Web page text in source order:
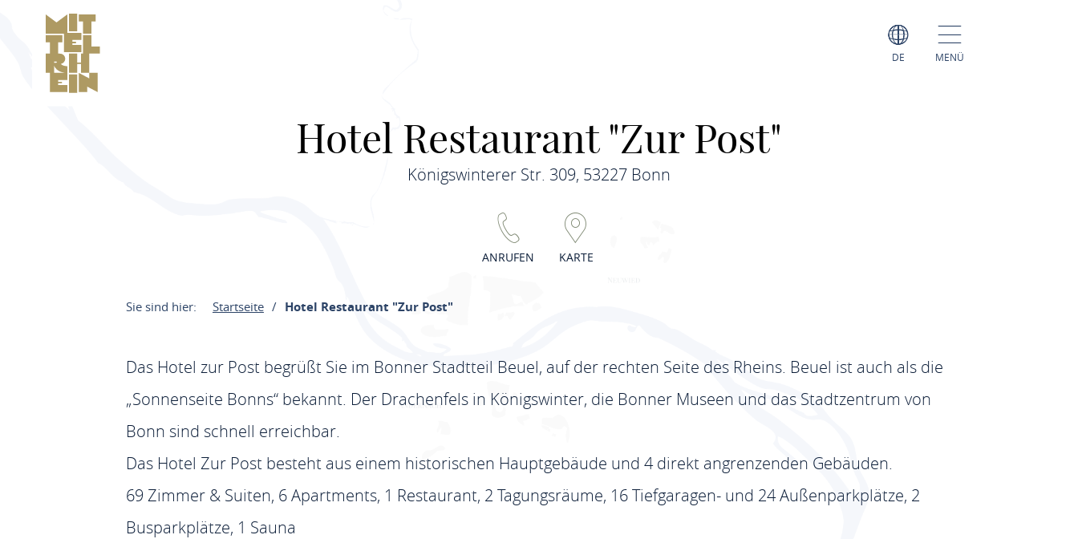
DE MENÜ
Hotel Restaurant "Zur Post"
Königswinterer Str. 309, 53227 Bonn
ANRUFEN KARTE
Sie sind hier: Startseite Hotel Restaurant "Zur Post"
Das Hotel zur Post begrüßt Sie im Bonner Stadtteil Beuel, auf der rechten Seite des Rheins. Beuel ist auch als die
„Sonnenseite Bonns“ bekannt. Der Drachenfels in Königswinter, die Bonner Museen und das Stadtzentrum von
Bonn sind schnell erreichbar.
Das Hotel Zur Post besteht aus einem historischen Hauptgebäude und 4 direkt angrenzenden Gebäuden.
69 Zimmer & Suiten, 6 Apartments, 1 Restaurant, 2 Tagungsräume, 16 Tiefgaragen- und 24 Außenparkplätze, 2
Busparkplätze, 1 Sauna